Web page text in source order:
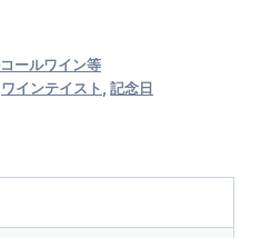
ールワイン等
ワインテイスト 記念日